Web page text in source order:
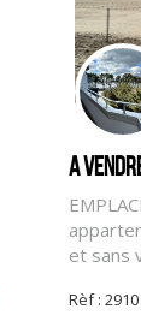
A
et sans
Rèf : 2910